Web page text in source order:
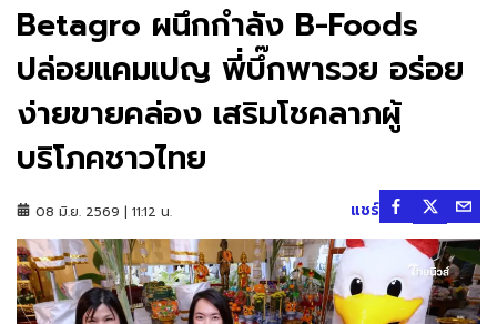
Betagro ผนึกกำลัง B-Foods
ปล่อยแคมเปญ พี่บึ๊กพารวย อร่อย
ง่ายขายคล่อง เสริมโชคลาภผู้
บริโภคชาวไทย
08 มิ.ย. 2569 | 11:12 น. แชร์